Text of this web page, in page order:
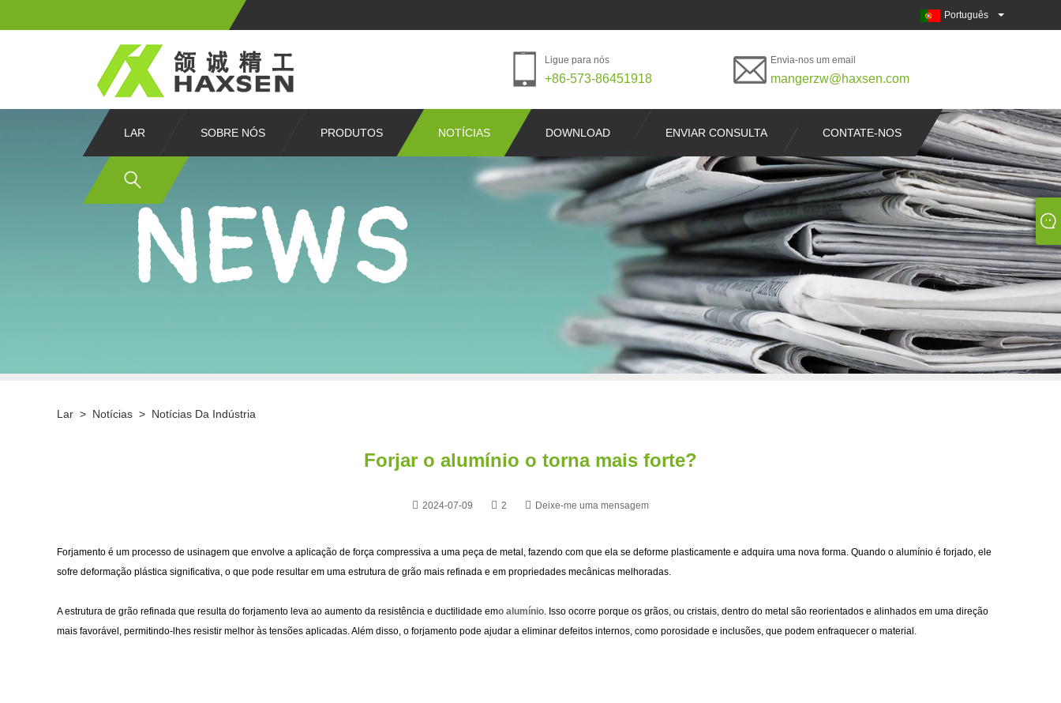
Português
Ligue para nós
+86-573-86451918
Envia-nos um email
mangerzw@haxsen.com
LAR SOBRE NÓS PRODUTOS NOTÍCIAS DOWNLOAD ENVIAR CONSULTA CONTATE-NOS
Lar > Notícias > Notícias Da Indústria
Forjar o alumínio o torna mais forte?
2024-07-09 2 Deixe-me uma mensagem
Forjamento é um processo de usinagem que envolve a aplicação de força compressiva a uma peça de metal, fazendo com que ela se deforme plasticamente e adquira uma nova forma. Quando o alumínio é forjado, ele
sofre deformação plástica significativa, o que pode resultar em uma estrutura de grão mais refinada e em propriedades mecânicas melhoradas.
A estrutura de grão refinada que resulta do forjamento leva ao aumento da resistência e ductilidade emo alumínio . Isso ocorre porque os grãos, ou cristais, dentro do metal são reorientados e alinhados em uma direção
mais favorável, permitindo-lhes resistir melhor às tensões aplicadas. Além disso, o forjamento pode ajudar a eliminar defeitos internos, como porosidade e inclusões, que podem enfraquecer o material.